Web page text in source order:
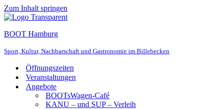
Zum Inhalt springen
BOOT Hamburg
Sport, Kultur, Nachbarschaft und Gastronomie im Billebecken
Öffnungszeiten
Veranstaltungen
Angebote
BOOTsWagen-Café
KANU – und SUP – Verleih